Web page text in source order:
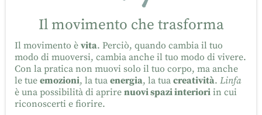
Il movimento che trasforma
Il movimento è vita. Perciò, quando cambia il tuo
modo di muoversi, cambia anche il tuo modo di vivere.
Con la pratica non muovi solo il tuo corpo, ma anche
le tue emozioni, la tua energia, la tua creatività. Linfa
è una possibilità di aprire nuovi spazi interiori in cui
riconoscerti e fiorire.